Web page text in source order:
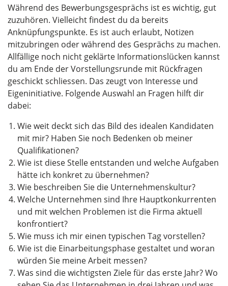
Während des Bewerbungsgesprächs ist es wichtig, gut
zuzuhören. Vielleicht findest du da bereits
Anknüpfungspunkte. Es ist auch erlaubt, Notizen
mitzubringen oder während des Gesprächs zu machen.
Allfällige noch nicht geklärte Informationslücken kannst
du am Ende der Vorstellungsrunde mit Rückfragen
geschickt schliessen. Das zeugt von Interesse und
Eigeninitiative. Folgende Auswahl an Fragen hilft dir
dabei:
Wie weit deckt sich das Bild des idealen Kandidaten
mit mir? Haben Sie noch Bedenken ob meiner
Qualifikationen?
Wie ist diese Stelle entstanden und welche Aufgaben
hätte ich konkret zu übernehmen?
Wie beschreiben Sie die Unternehmenskultur?
Welche Unternehmen sind Ihre Hauptkonkurrenten
und mit welchen Problemen ist die Firma aktuell
konfrontiert?
Wie muss ich mir einen typischen Tag vorstellen?
Wie ist die Einarbeitungsphase gestaltet und woran
würden Sie meine Arbeit messen?
Was sind die wichtigsten Ziele für das erste Jahr? Wo